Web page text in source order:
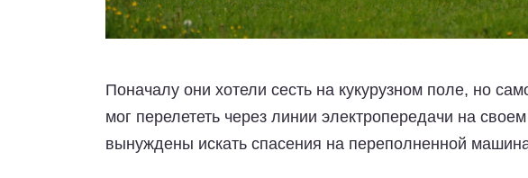
Поначалу они хотели сесть на кукурузном поле, но
мог перелететь через линии электропередачи на
вынуждены искать спасения на переполненной